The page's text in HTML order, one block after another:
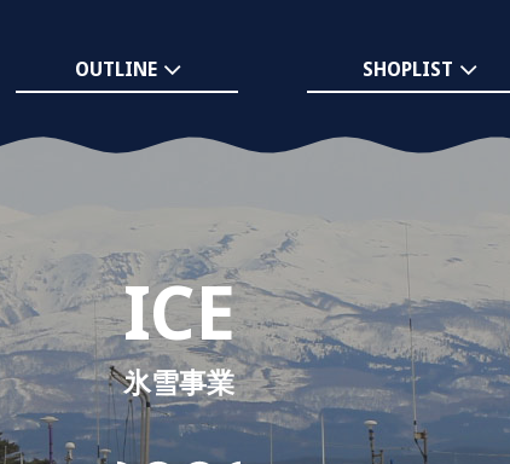
OUTLINE SHOPLIST
ICE
氷雪事業